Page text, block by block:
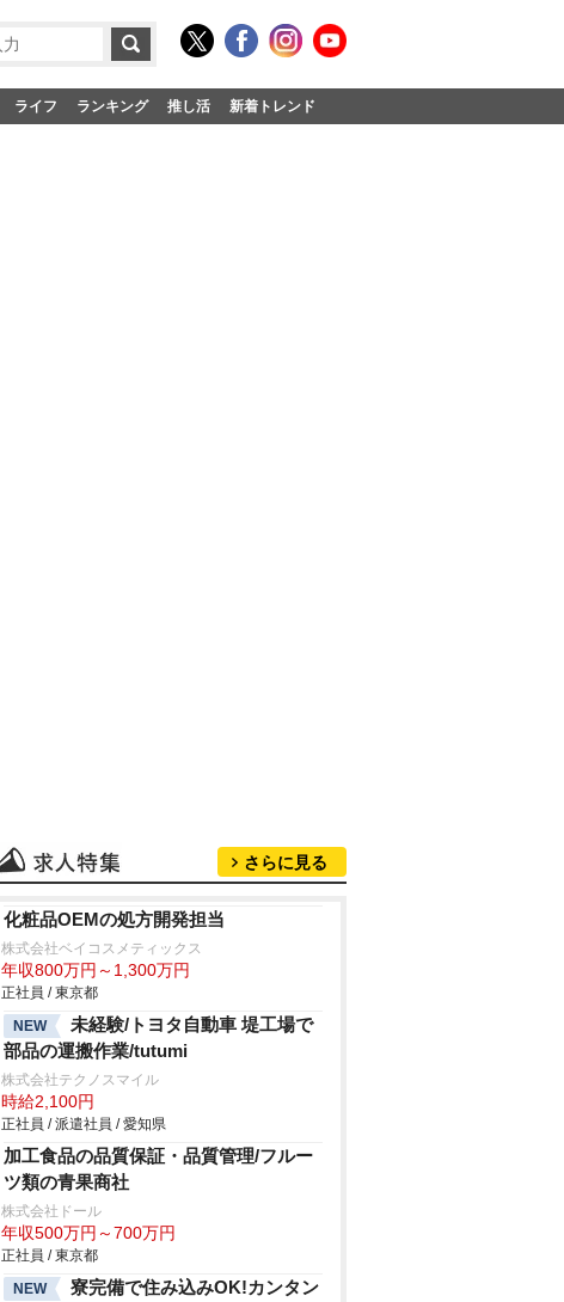
ライフ ランキング 推し活 新着トレンド
さらに見る
化粧品OEMの処方開発担当
株式会社ベイコスメティックス
年収800万円～1,300万円
正社員 / 東京都
NEW
未経験/トヨタ自動車 堤工場で
部品の運搬作業/tutumi
株式会社テクノスマイル
時給2,100円
正社員 / 派遣社員 / 愛知県
加工食品の品質保証・品質管理/フルー
ツ類の青果商社
株式会社ドール
年収500万円～700万円
正社員 / 東京都
NEW
寮完備で住み込みOK!カンタン